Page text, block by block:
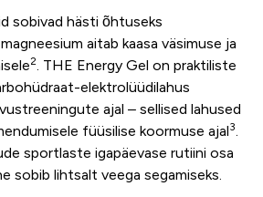
sobivad hästi õhtuseks
aitab kaasa väsimuse ja
2. THE Energy Gel on praktiliste
elektrolüüdilahus
ajal – sellised lahused
füüsilise koormuse ajal3
sportlaste igapäevase rutiini osa
sobib lihtsalt veega segamiseks.